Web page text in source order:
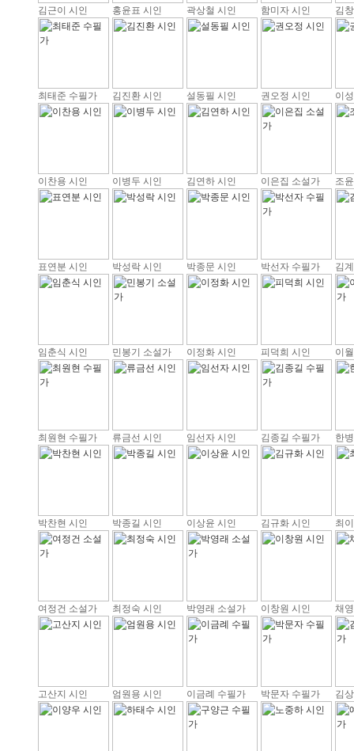
김근이 시인 홍윤표 시인 곽상철 시인 함미자 시인 김
최태준 수필가 김진환 시인 설동필 시인 권오정 시인 이
이찬용 시인 이병두 시인 김연하 시인 이은집 소설가 조
표연분 시인 박성락 시인 박종문 시인 박선자 수필가 김
임춘식 시인 민봉기 소설가 이정화 시인 피덕희 시인 이
최원현 수필가 류금선 시인 임선자 시인 김종길 수필가 한
박찬현 시인 박종길 시인 이상윤 시인 김규화 시인 최
여정건 소설가 최정숙 시인 박영래 소설가 이창원 시인 채
고산지 시인 엄원용 시인 이금례 수필가 박문자 수필가 김